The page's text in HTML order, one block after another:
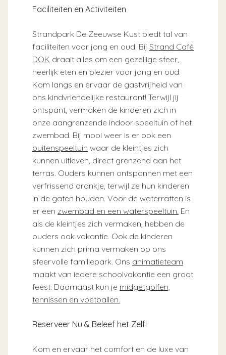
Faciliteiten en Activiteiten
Strandpark De Zeeuwse Kust biedt tal van
faciliteiten voor jong en oud. Bij Strand Café
DOK draait alles om een gezellige sfeer,
heerlijk eten en plezier voor jong en oud.
Kom langs en ervaar de gastvrijheid van
ons kindvriendelijke restaurant! Terwijl jij
ontspant, vermaken de kinderen zich in
onze aangrenzende indoor speeltuin of het
zwembad. Bij mooi weer is er ook een
buitenspeeltuin waar de kleintjes zich
kunnen uitleven, direct grenzend aan het
terras. Ouders kunnen ontspannen met een
verfrissend drankje, terwijl ze hun kinderen
in de gaten houden. Voor de waterratten is
er een zwembad en een waterspeeltuin. En
als de kleintjes zich vermaken, hebben de
ouders ook vakantie. Ook de kinderen
kunnen zich prima vermaken op ons
sfeervolle familiepark. Ons animatieteam
maakt van iedere schoolvakantie een groot
feest. Daarnaast kun je midgetgolfen,
tennissen en voetballen.
Reserveer Nu & Beleef het Zelf!
Kom en ervaar het comfort en de luxe van